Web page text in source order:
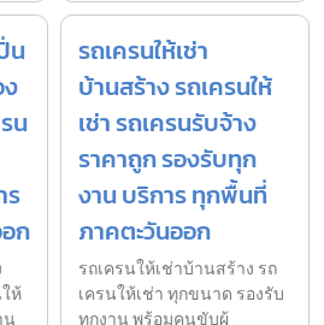
น
น
ร
ก
ห้
น
รถเครนให้เช่า
บ้านสร้าง รถเครนให้
เช่า รถเครนรับจ้าง
ราคาถูก รองรับทุก
งาน บริการ ทุกพื้นที่
ภาคตะวันออก
รถเครนให้เช่าบ้านสร้าง รถ
เครนให้เช่า ทุกขนาด รองรับ
ทุกงาน พร้อมคนขับผู้